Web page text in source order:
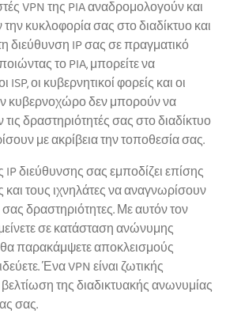
VPN της PIA αναδρομολογούν και
κυκλοφορία σας στο διαδίκτυο και
διεύθυνση IP σας σε πραγματικό
το PIA, μπορείτε να
ISP, οι κυβερνητικοί φορείς και οι
κυβερνοχώρο δεν μπορούν να
δραστηριότητές σας στο διαδίκτυο
με ακρίβεια την τοποθεσία σας.
διεύθυνσης σας εμποδίζει επίσης
και τους ιχνηλάτες να αναγνωρίσουν
σας δραστηριότητες. Με αυτόν τον
σε κατάσταση ανώνυμης
παρακάμψετε αποκλεισμούς
Ένα VPN είναι ζωτικής
της διαδικτυακής ανωνυμίας
σας.